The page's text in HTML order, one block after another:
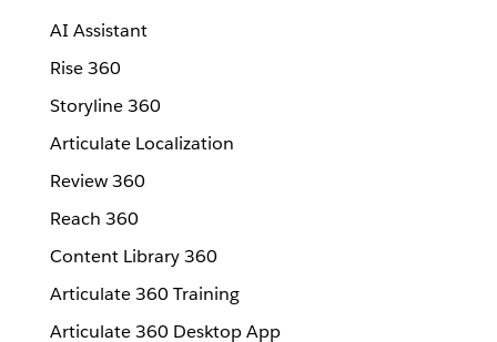
AI Assistant
Rise 360
Storyline 360
Articulate Localization
Review 360
Reach 360
Content Library 360
Articulate 360 Training
Articulate 360 Desktop App